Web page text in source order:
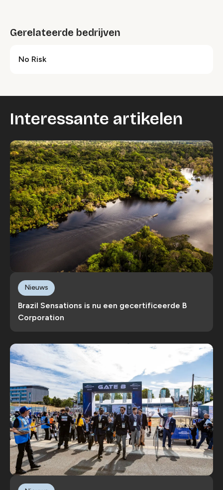
Gerelateerde bedrijven
No Risk
Interessante artikelen
Brazil Sensations is nu een gecertificeerde B
Corporation
Nieuws